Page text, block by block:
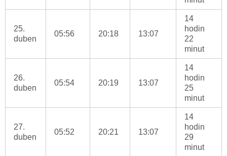
25.
duben
05:56 20:18 13:07
14
hodin
22
minut
26.
duben
05:54 20:19 13:07
14
hodin
25
minut
27.
duben
05:52 20:21 13:07
14
hodin
29
minut